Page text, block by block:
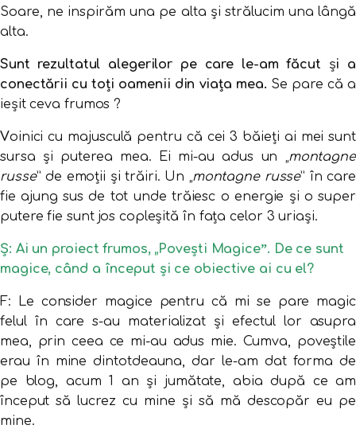
Soare, ne inspirăm una pe alta și strălucim una lângă
alta.
Sunt rezultatul alegerilor pe care le-am făcut și a
conectării cu toți oamenii din viața mea. Se pare că a
ieșit ceva frumos ?
Voinici cu majusculă pentru că cei 3 băieți ai mei sunt
sursa și puterea mea. Ei mi-au adus un „montagne
russe” de emoții și trăiri. Un „montagne russe” în care
fie ajung sus de tot unde trăiesc o energie și o super
putere fie sunt jos copleșită în fața celor 3 uriași.
Ș: Ai un proiect frumos, „Povești Magiceˮ. De ce sunt
magice, când a început și ce obiective ai cu el?
F: Le consider magice pentru că mi se pare magic
felul în care s-au materializat și efectul lor asupra
mea, prin ceea ce mi-au adus mie. Cumva, poveștile
erau în mine dintotdeauna, dar le-am dat forma de
pe blog, acum 1 an și jumătate, abia după ce am
început să lucrez cu mine și să mă descopăr eu pe
mine.